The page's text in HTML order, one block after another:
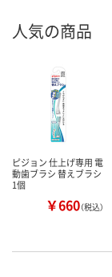
人気の商品
ピジョン 仕上げ専用 電
動歯ブラシ 替えブラシ
1個
￥660（税込）